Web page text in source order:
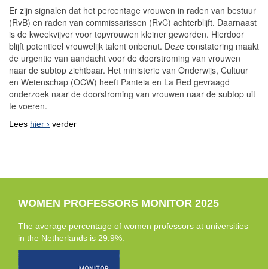
Er zijn signalen dat het percentage vrouwen in raden van bestuur
(RvB) en raden van commissarissen (RvC) achterblijft. Daarnaast
is de kweekvijver voor topvrouwen kleiner geworden. Hierdoor
blijft potentieel vrouwelijk talent onbenut. Deze constatering maakt
de urgentie van aandacht voor de doorstroming van vrouwen
naar de subtop zichtbaar. Het ministerie van Onderwijs, Cultuur
en Wetenschap (OCW) heeft Panteia en La Red gevraagd
onderzoek naar de doorstroming van vrouwen naar de subtop uit
te voeren.
Lees hier verder
WOMEN PROFESSORS MONITOR 2025
The average percentage of women professors at universities
in the Netherlands is 29.9%.